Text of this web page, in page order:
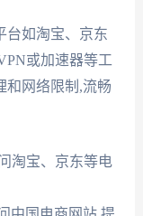
台如淘宝、京东
或加速器等工
和网络限制,流畅
淘宝、京东等电